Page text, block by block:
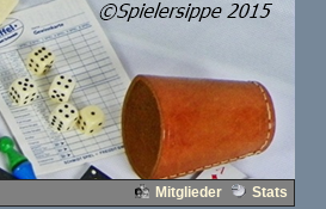
Mitglieder
Stats